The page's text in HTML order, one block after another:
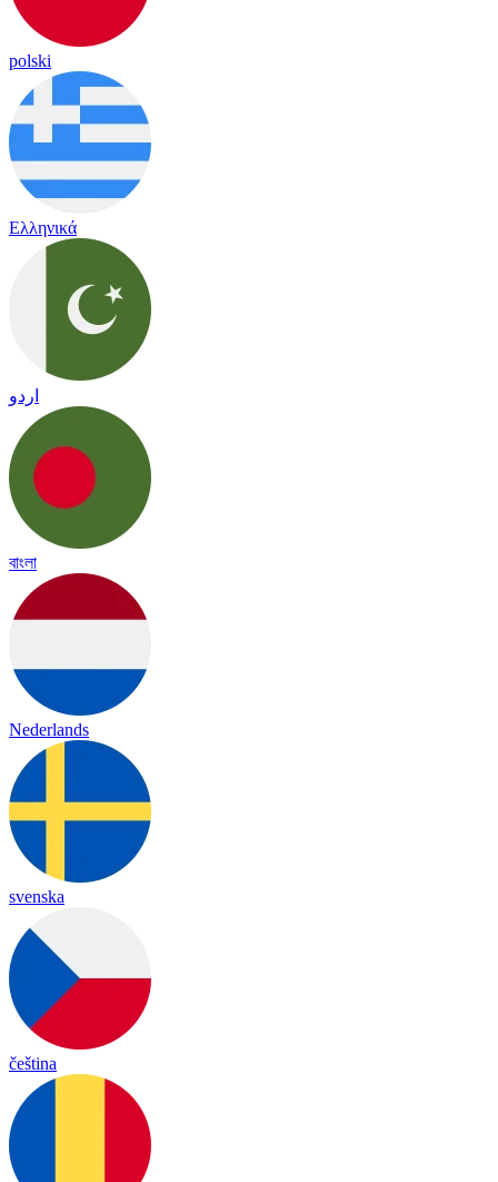
polski
Ελληνικά
اردو
বাংলা
Nederlands
svenska
čeština